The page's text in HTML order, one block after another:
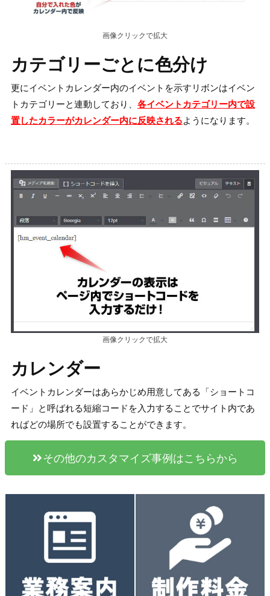
画像クリックで拡大
カテゴリーごとに色分け
更にイベントカレンダー内のイベントを示すリボンはイベン
トカテゴリーと連動しており、 各イベントカテゴリー内で設
置したカラーがカレンダー内に反映されるようになります。
カレンダー
イベントカレンダーはあらかじめ用意してある「ショートコ
ード」と呼ばれる短縮コードを入力することでサイト内であ
ればどの場所でも設置することができます。
画像クリックで拡大
その他のカスタマイズ事例はこちらから